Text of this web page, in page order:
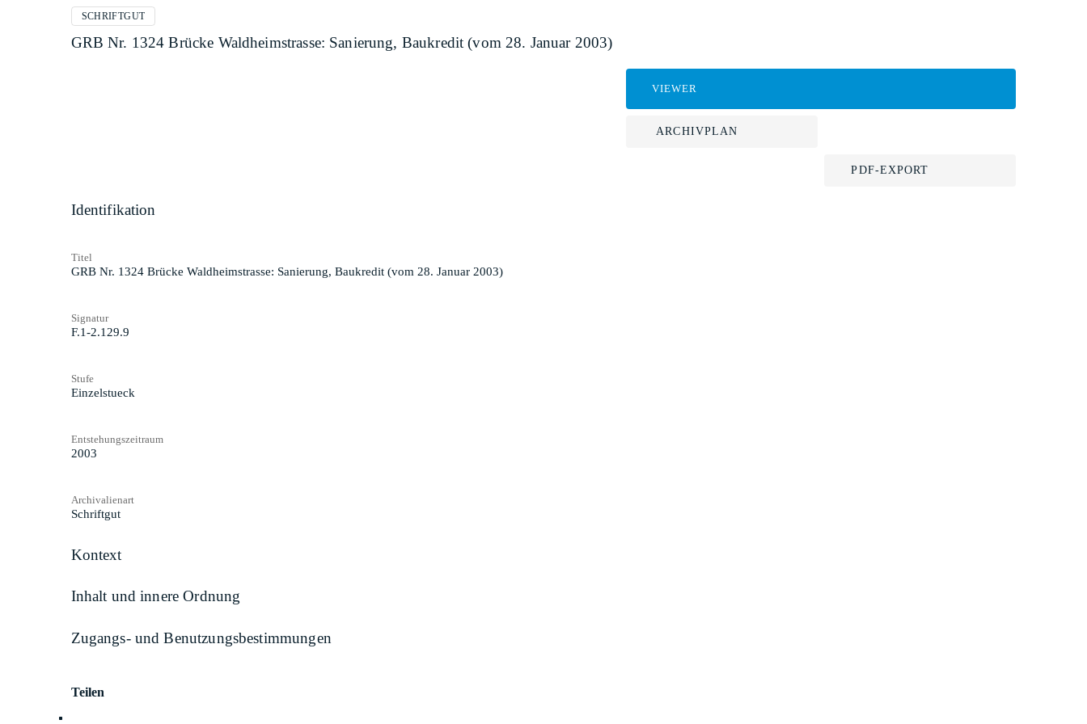
SCHRIFTGUT
GRB Nr. 1324 Brücke Waldheimstrasse: Sanierung, Baukredit (vom 28. Januar 2003)
VIEWER
ARCHIVPLAN
PDF-EXPORT
Identifikation
Titel
GRB Nr. 1324 Brücke Waldheimstrasse: Sanierung, Baukredit (vom 28. Januar 2003)
Signatur
F.1-2.129.9
Stufe
Einzelstueck
Entstehungszeitraum
2003
Archivalienart
Schriftgut
Kontext
Inhalt und innere Ordnung
Zugangs- und Benutzungsbestimmungen
Teilen